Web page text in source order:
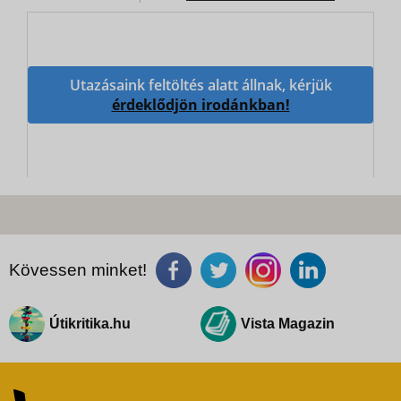
Utazásaink feltöltés alatt állnak, kérjük
érdeklődjön irodánkban!
Kövessen minket!
Útikritika.hu Vista Magazin